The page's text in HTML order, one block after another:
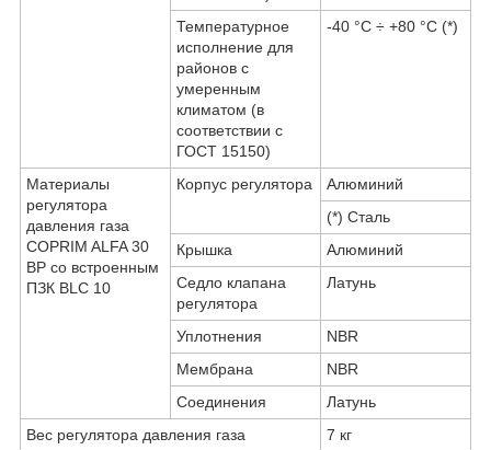
Температурное
исполнение для
районов с
умеренным
климатом (в
соответствии с
ГОСТ 15150)
-40 °С ÷ +80 °С (*)
Материалы
регулятора
давления газа
COPRIM ALFA 30
BP со встроенным
ПЗК BLC 10
Корпус регулятора
Алюминий
(*) Сталь
Крышка
Алюминий
Седло клапана
регулятора
Латунь
Уплотнения
NBR
Мембрана
NBR
Соединения
Латунь
Вес регулятора давления газа
7 кг